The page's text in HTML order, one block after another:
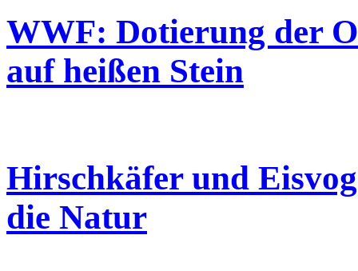
WWF: Dotierung der
auf heißen Stein
Hirschkäfer und
die Natur